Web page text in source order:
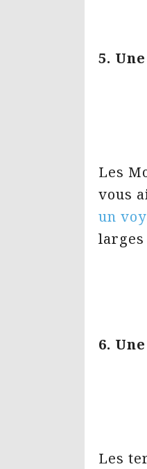
5.
Les
vous
un
larges
6.
Les